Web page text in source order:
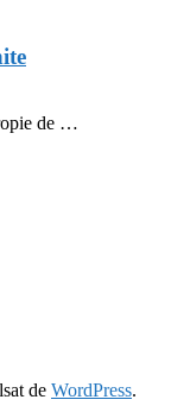
de …
de WordPress.